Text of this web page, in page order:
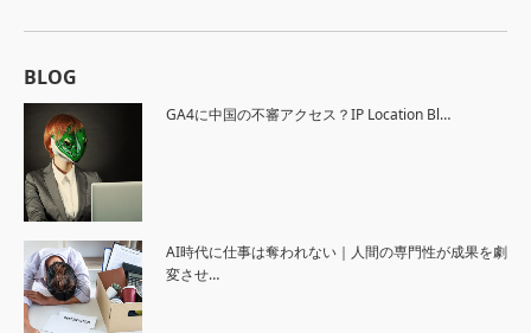
BLOG
GA4に中国の不審アクセス？IP Location Bl…
AI時代に仕事は奪われない｜人間の専門性が成果を劇
変させ…